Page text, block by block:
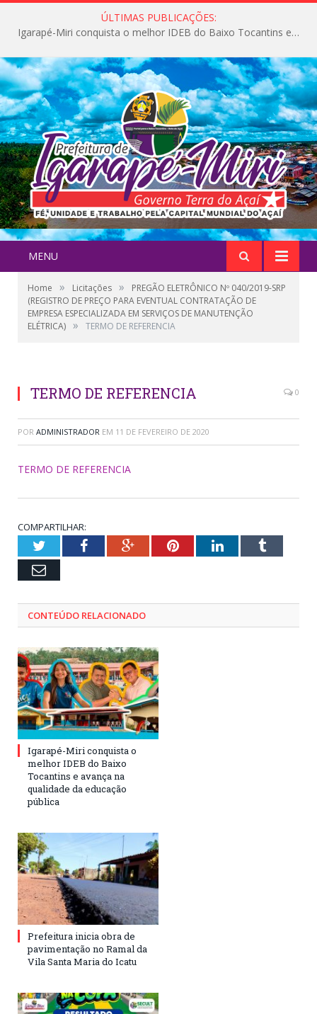
ÚLTIMAS PUBLICAÇÕES:
Igarapé-Miri conquista o melhor IDEB do Baixo Tocantins e avança na qualidade da educação pública
MENU
Home » Licitações »
PREGÃO ELETRÔNICO Nº 040/2019-SRP
(REGISTRO DE PREÇO PARA EVENTUAL CONTRATAÇÃO DE
EMPRESA ESPECIALIZADA EM SERVIÇOS DE MANUTENÇÃO
ELÉTRICA) » TERMO DE REFERENCIA
TERMO DE REFERENCIA 0
POR ADMINISTRADOR EM 11 DE FEVEREIRO DE 2020
TERMO DE REFERENCIA
COMPARTILHAR:
TwitterFacebookGoogle+PinterestLinkedInTumblr
Email
CONTEÚDO RELACIONADO
Igarapé-Miri conquista o
melhor IDEB do Baixo
Tocantins e avança na
qualidade da educação
pública
Prefeitura inicia obra de
pavimentação no Ramal da
Vila Santa Maria do Icatu